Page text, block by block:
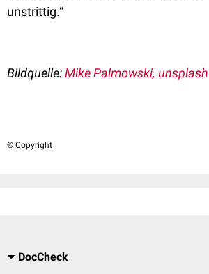
unstrittig.“
Bildquelle:Mike Palmowski, unsplash
© Copyright
DocCheck